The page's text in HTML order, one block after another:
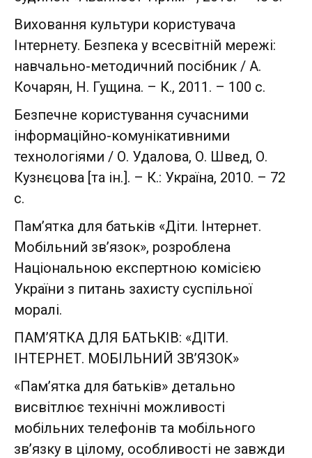
Виховання культури користувача
Інтернету. Безпека у всесвітній мережі:
навчально-методичний посібник / А.
Кочарян, Н. Гущина. – К., 2011. – 100 с.
Безпечне користування сучасними
інформаційно-комунікативними
технологіями / О. Удалова, О. Швед, О.
Кузнєцова [та ін.]. – К.: Україна, 2010. – 72
с.
Пам’ятка для батьків «Діти. Інтернет.
Мобільний зв’язок», розроблена
Національною експертною комісією
України з питань захисту суспільної
моралі.
ПАМ’ЯТКА ДЛЯ БАТЬКІВ: «ДІТИ.
ІНТЕРНЕТ. МОБІЛЬНИЙ ЗВ’ЯЗОК»
«Пам’ятка для батьків» детально
висвітлює технічні можливості
мобільних телефонів та мобільного
зв’язку в цілому, особливості не завжди